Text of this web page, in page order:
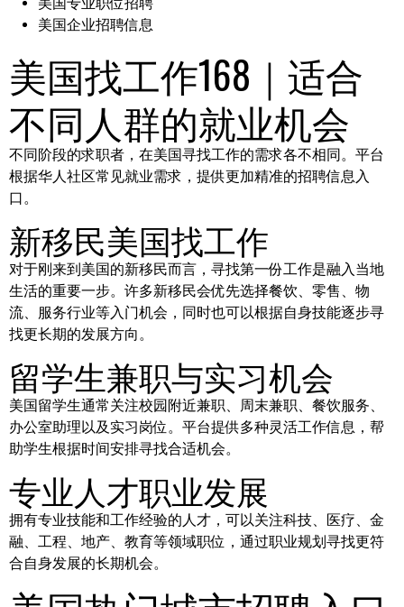
美国企业招聘信息
美国找工作168｜适合
不同人群的就业机会
不同阶段的求职者，在美国寻找工作的需求各不相同。平台
根据华人社区常见就业需求，提供更加精准的招聘信息入
口。
新移民美国找工作
对于刚来到美国的新移民而言，寻找第一份工作是融入当地
生活的重要一步。许多新移民会优先选择餐饮、零售、物
流、服务行业等入门机会，同时也可以根据自身技能逐步寻
找更长期的发展方向。
留学生兼职与实习机会
美国留学生通常关注校园附近兼职、周末兼职、餐饮服务、
办公室助理以及实习岗位。平台提供多种灵活工作信息，帮
助学生根据时间安排寻找合适机会。
专业人才职业发展
拥有专业技能和工作经验的人才，可以关注科技、医疗、金
融、工程、地产、教育等领域职位，通过职业规划寻找更符
合自身发展的长期机会。